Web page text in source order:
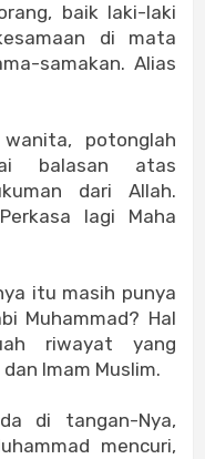
baik laki-laki
di mata
samakan. Alias
potonglah
balasan atas
dari Allah.
lagi Maha
itu masih punya
Muhammad? Hal
riwayat yang
Imam Muslim.
di tangan-Nya,
mencuri,